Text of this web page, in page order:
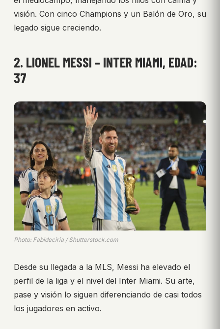
visión. Con cinco Champions y un Balón de Oro, su
legado sigue creciendo.
2. LIONEL MESSI – INTER MIAMI, EDAD:
37
Photo: Fabideciria / Shutterstock.com
Desde su llegada a la MLS, Messi ha elevado el
perfil de la liga y el nivel del Inter Miami. Su arte,
pase y visión lo siguen diferenciando de casi todos
los jugadores en activo.